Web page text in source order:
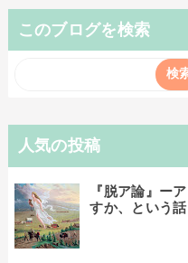
このブログを検索
人気の投稿
『脱ア論』ー
すか、という話